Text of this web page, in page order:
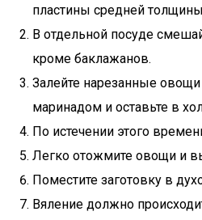
пластины средней
В отдельной посуде
кроме баклажанов.
Залейте нарезанные
маринадом и оставьте в
По истечении этого
Легко отожмите овощи и
Поместите заготовку в
Вяление должно